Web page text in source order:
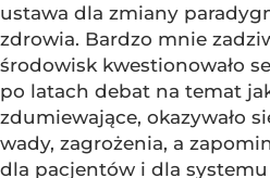
ustawa dla zmiany
zdrowia. Bardzo mnie
środowisk kwestionowało
po latach debat na temat
zdumiewające, okazywało
wady, zagrożenia, a
dla pacjentów i dla systemu